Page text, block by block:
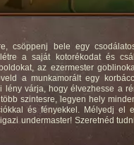
csöppenj bele egy
a saját kotorékodat és
az ezermester
a munkamorált egy
várja, hogy élvezhesse a
szintesre, legyen hely
és fényekkel. Mélyedj el
undermaster! Szeretnéd